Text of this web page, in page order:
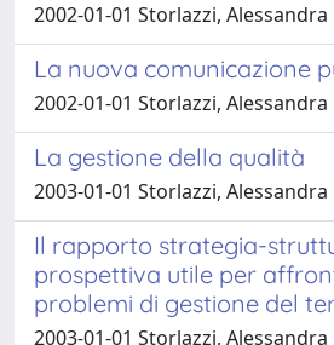
2002-01-01 Storlazzi, Alessandra
La nuova comunicazione
2002-01-01 Storlazzi, Alessandra
La gestione della qualità
2003-01-01 Storlazzi, Alessandra
Il rapporto strategia-
prospettiva utile per
problemi di gestione del
2003-01-01 Storlazzi, Alessandra